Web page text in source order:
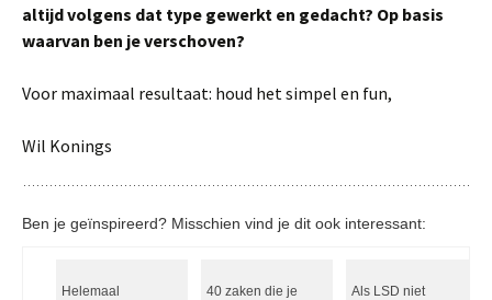
altijd volgens dat type gewerkt en gedacht? Op basis
waarvan ben je verschoven?
Voor maximaal resultaat: houd het simpel en fun,
Wil Konings
Ben je geïnspireerd? Misschien vind je dit ook interessant:
Helemaal
40 zaken die je
Als LSD niet